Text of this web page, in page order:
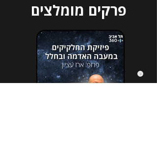
פרקים מומלצים